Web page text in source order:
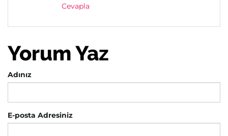
Cevapla
Yorum Yaz
Adınız
E-posta Adresiniz